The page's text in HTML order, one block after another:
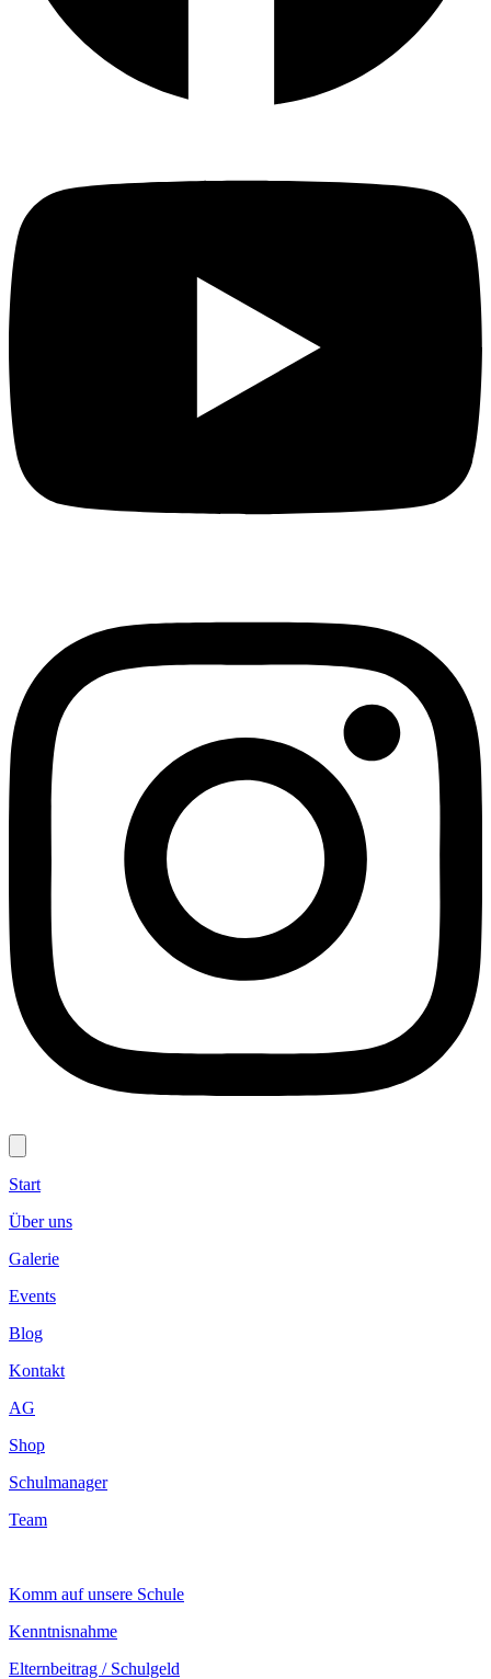
Start
Über uns
Galerie
Events
Blog
Kontakt
AG
Shop
Schulmanager
Team
Komm auf unsere Schule
Kenntnisnahme
Elternbeitrag / Schulgeld